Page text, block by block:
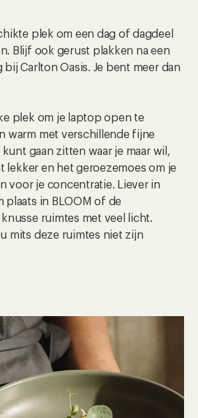
plek om een dag of dagdeel
Blijf ook gerust plakken na een
Carlton Oasis. Je bent meer dan
plek om je laptop open te
warm met verschillende fijne
gaan zitten waar je maar wil,
lekker en het geroezemoes om je
voor je concentratie. Liever in
plaats in BLOOM of de
ruimtes met veel licht.
mits deze ruimtes niet zijn